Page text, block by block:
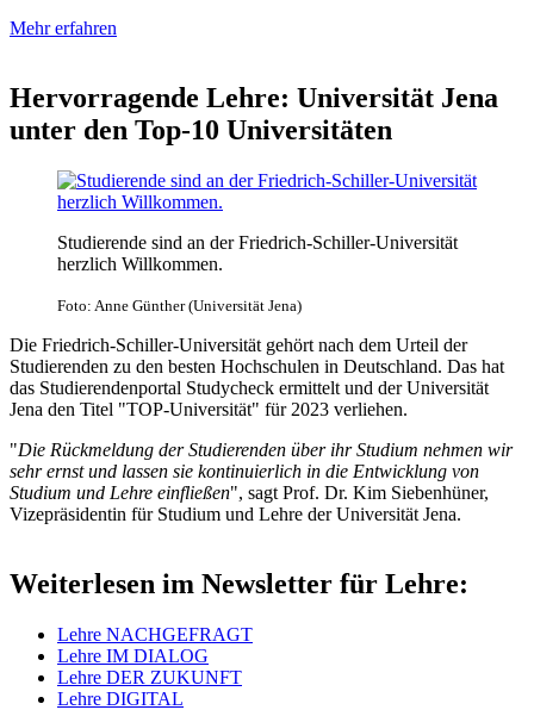
Mehr erfahren
Hervorragende Lehre: Universität Jena
unter den Top-10 Universitäten
Studierende sind an der Friedrich-Schiller-Universität
herzlich Willkommen.
Foto: Anne Günther (Universität Jena)
Die Friedrich-Schiller-Universität gehört nach dem Urteil der
Studierenden zu den besten Hochschulen in Deutschland. Das hat
das Studierendenportal Studycheck ermittelt und der Universität
Jena den Titel "TOP-Universität" für 2023 verliehen.
"Die Rückmeldung der Studierenden über ihr Studium nehmen wir
sehr ernst und lassen sie kontinuierlich in die Entwicklung von
Studium und Lehre einfließen", sagt Prof. Dr. Kim Siebenhüner,
Vizepräsidentin für Studium und Lehre der Universität Jena.
Weiterlesen im Newsletter für Lehre:
Lehre NACHGEFRAGT
Lehre IM DIALOG
Lehre DER ZUKUNFT
Lehre DIGITAL